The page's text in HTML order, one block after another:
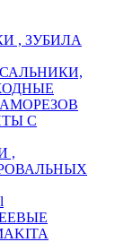
, ЗУБИЛА
С
,